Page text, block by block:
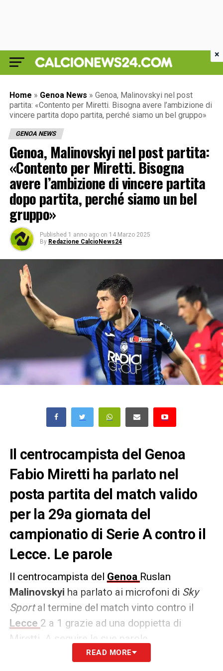
Home » Genoa News » Genoa, Malinovskyi nel post
partita: «Contento per Miretti. Bisogna avere l’ambizione di
vincere partita dopo partita, perché siamo un bel gruppo»
GENOA NEWS
Genoa, Malinovskyi nel post partita:
«Contento per Miretti. Bisogna
avere l’ambizione di vincere partita
dopo partita, perché siamo un bel
gruppo»
Published 1 anno ago on 14 Marzo 2025
By Redazione CalcioNews24
Il centrocampista del Genoa
Fabio Miretti ha parlato nel
posta partita del match valido
per la 29a giornata del
campionatio di Serie A contro il
Lecce. Le parole
Il centrocampista del Genoa Ruslan
Malinovskyi ha parlato ai microfoni di Sky
Sportal termine del match vinto contro il
Lecce 2 a 1 grazie ad una doppietta di
Miretti. A seguire le sue parole.
LE PAROLE –«C’era un po’ di tensione alla
READ MORE
×